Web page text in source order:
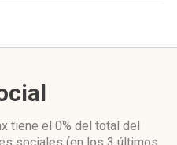
tiene el 0% del total del